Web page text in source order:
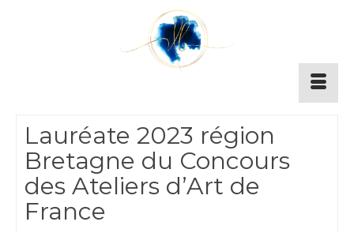
Lauréate 2023 région
Bretagne du Concours
des Ateliers d’Art de
France